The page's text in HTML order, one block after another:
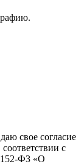
свое согласие
с
ФЗ «О